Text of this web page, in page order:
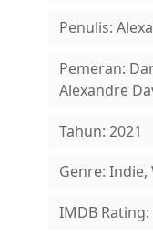
Penulis:
Pemeran:
Alexandre
Tahun: 2021
Genre: Indie,
IMDB Rating: